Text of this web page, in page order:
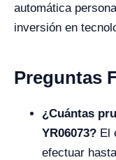
automática
inversión en
Preguntas
¿Cuántas
YR06073? El
efectuar